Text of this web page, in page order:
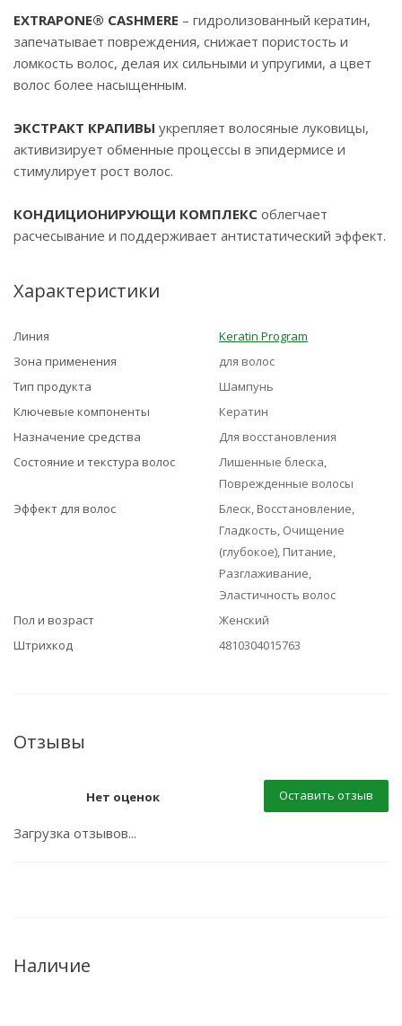
EXTRAPONE® CASHMERE – гидролизованный кератин,
запечатывает повреждения, снижает пористость и
ломкость волос, делая их сильными и упругими, а цвет
волос более насыщенным.
ЭКСТРАКТ КРАПИВЫ укрепляет волосяные луковицы,
активизирует обменные процессы в эпидермисе и
стимулирует рост волос.
КОНДИЦИОНИРУЮЩИ КОМПЛЕКС облегчает
расчесывание и поддерживает антистатический эффект.
Характеристики
Линия
Keratin Program
Зона применения
для волос
Тип продукта
Шампунь
Ключевые компоненты
Кератин
Назначение средства
Для восстановления
Состояние и текстура волос
Лишенные блеска,
Поврежденные волосы
Эффект для волос
Блеск, Восстановление,
Гладкость, Очищение
(глубокое), Питание,
Разглаживание,
Эластичность волос
Пол и возраст
Женский
Штрихкод
4810304015763
Отзывы
Нет оценок Оставить отзыв
Загрузка отзывов...
Наличие